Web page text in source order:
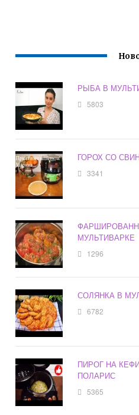
РЫБА В
5803
ГОРОХ СО
3341
МУЛЬТИВАРКЕ
1296
СОЛЯНКА В
6782
ПИРОГ НА
ПОЛАРИС
5365